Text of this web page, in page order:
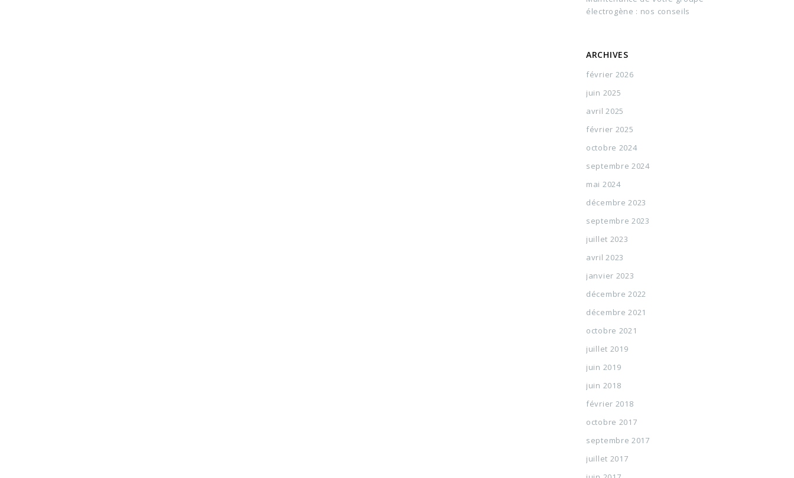
électrogène : nos conseils
ARCHIVES
février 2026
juin 2025
avril 2025
février 2025
octobre 2024
septembre 2024
mai 2024
décembre 2023
septembre 2023
juillet 2023
avril 2023
janvier 2023
décembre 2022
décembre 2021
octobre 2021
juillet 2019
juin 2019
juin 2018
février 2018
octobre 2017
septembre 2017
juillet 2017